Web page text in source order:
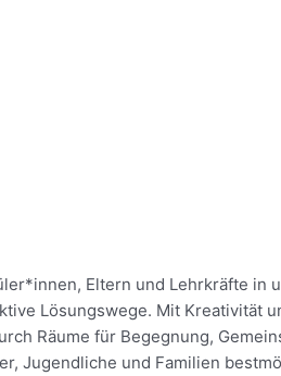
Eltern und Lehrkräfte
Lösungswege. Mit Kreativität
Räume für Begegnung,
Jugendliche und Familien